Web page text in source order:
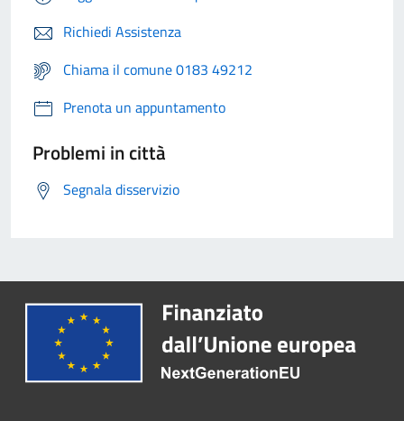
Richiedi Assistenza
Chiama il comune 0183 49212
Prenota un appuntamento
Problemi in città
Segnala disservizio